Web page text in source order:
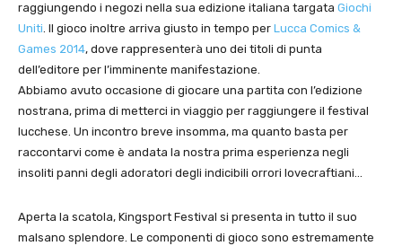
raggiungendo i negozi nella sua edizione italiana targata Giochi
Uniti. Il gioco inoltre arriva giusto in tempo per Lucca Comics &
Games 2014, dove rappresenterà uno dei titoli di punta
dell’editore per l’imminente manifestazione.
Abbiamo avuto occasione di giocare una partita con l’edizione
nostrana, prima di metterci in viaggio per raggiungere il festival
lucchese. Un incontro breve insomma, ma quanto basta per
raccontarvi come è andata la nostra prima esperienza negli
insoliti panni degli adoratori degli indicibili orrori lovecraftiani…
Aperta la scatola, Kingsport Festival si presenta in tutto il suo
malsano splendore. Le componenti di gioco sono estremamente